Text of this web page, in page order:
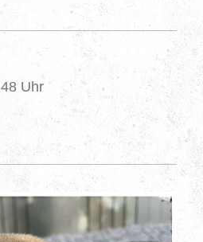
Uhr